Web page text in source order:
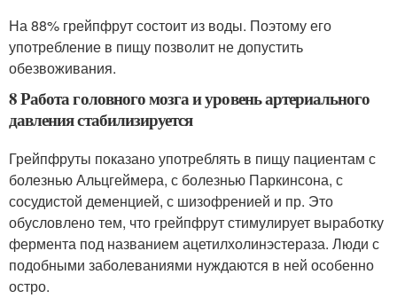
На 88% грейпфрут состоит из воды. Поэтому его
употребление в пищу позволит не допустить
обезвоживания.
8 Работа головного мозга и уровень артериального
давления стабилизируется
Грейпфруты показано употреблять в пищу пациентам с
болезнью Альцгеймера, с болезнью Паркинсона, с
сосудистой деменцией, с шизофренией и пр. Это
обусловлено тем, что грейпфрут стимулирует выработку
фермента под названием ацетилхолинэстераза. Люди с
подобными заболеваниями нуждаются в ней особенно
остро.